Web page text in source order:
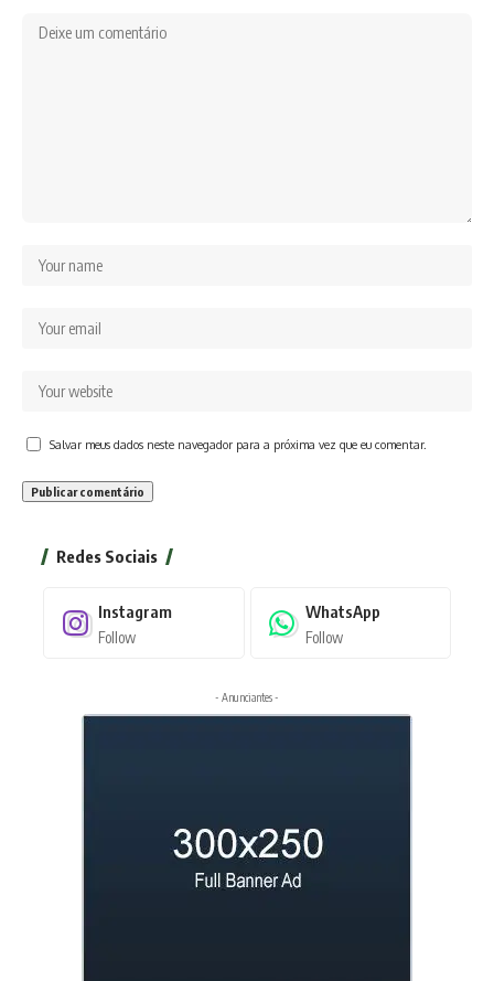
Salvar meus dados neste navegador para a próxima vez que eu comentar.
Redes Sociais
Instagram
Follow
WhatsApp
Follow
- Anunciantes -